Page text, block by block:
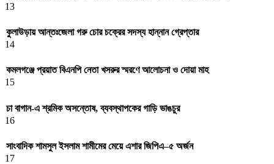
13
কুলাউড়ায় আন্তঃজেলা গরু চোর চক্রের সদস্য হান্নান গ্রেপ্তার
14
কমলগঞ্জে প্রয়াত বিএনপি নেতা খসরুর স্মরণে আলোচনা ও দোয়া মাহ
15
চা বাগান-এ শ্রমিক অসন্তোষ, ব্যবস্থাপকের গাড়ি ভাঙচুর
16
সাংবাদিক শামসুল ইসলাম শামীমের মেয়ে এশার জিপিএ–৫ অর্জন
17